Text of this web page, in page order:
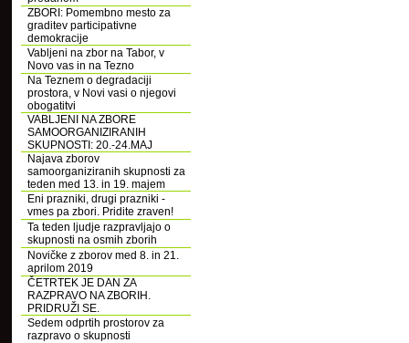
ZBORI: Pomembno mesto za
graditev participativne
demokracije
Vabljeni na zbor na Tabor, v
Novo vas in na Tezno
Na Teznem o degradaciji
prostora, v Novi vasi o njegovi
obogatitvi
VABLJENI NA ZBORE
SAMOORGANIZIRANIH
SKUPNOSTI: 20.-24.MAJ
Najava zborov
samoorganiziranih skupnosti za
teden med 13. in 19. majem
Eni prazniki, drugi prazniki -
vmes pa zbori. Pridite zraven!
Ta teden ljudje razpravljajo o
skupnosti na osmih zborih
Novičke z zborov med 8. in 21.
aprilom 2019
ČETRTEK JE DAN ZA
RAZPRAVO NA ZBORIH.
PRIDRUŽI SE.
Sedem odprtih prostorov za
razpravo o skupnosti